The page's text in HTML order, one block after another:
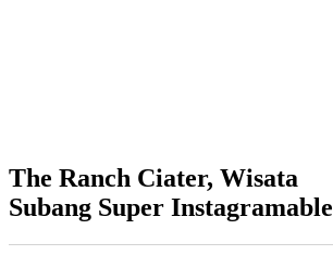
The Ranch Ciater, Wisata
Subang Super Instagramable